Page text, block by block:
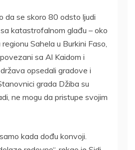
da se skoro 80 ​​odsto ljudi
katastrofalnom glađu – oko
Sahela u Burkini Faso,
sa Al Kaidom i
opsedali gradove i
grada Džiba su
ne mogu da pristupe svojim
kada dođu konvoji.